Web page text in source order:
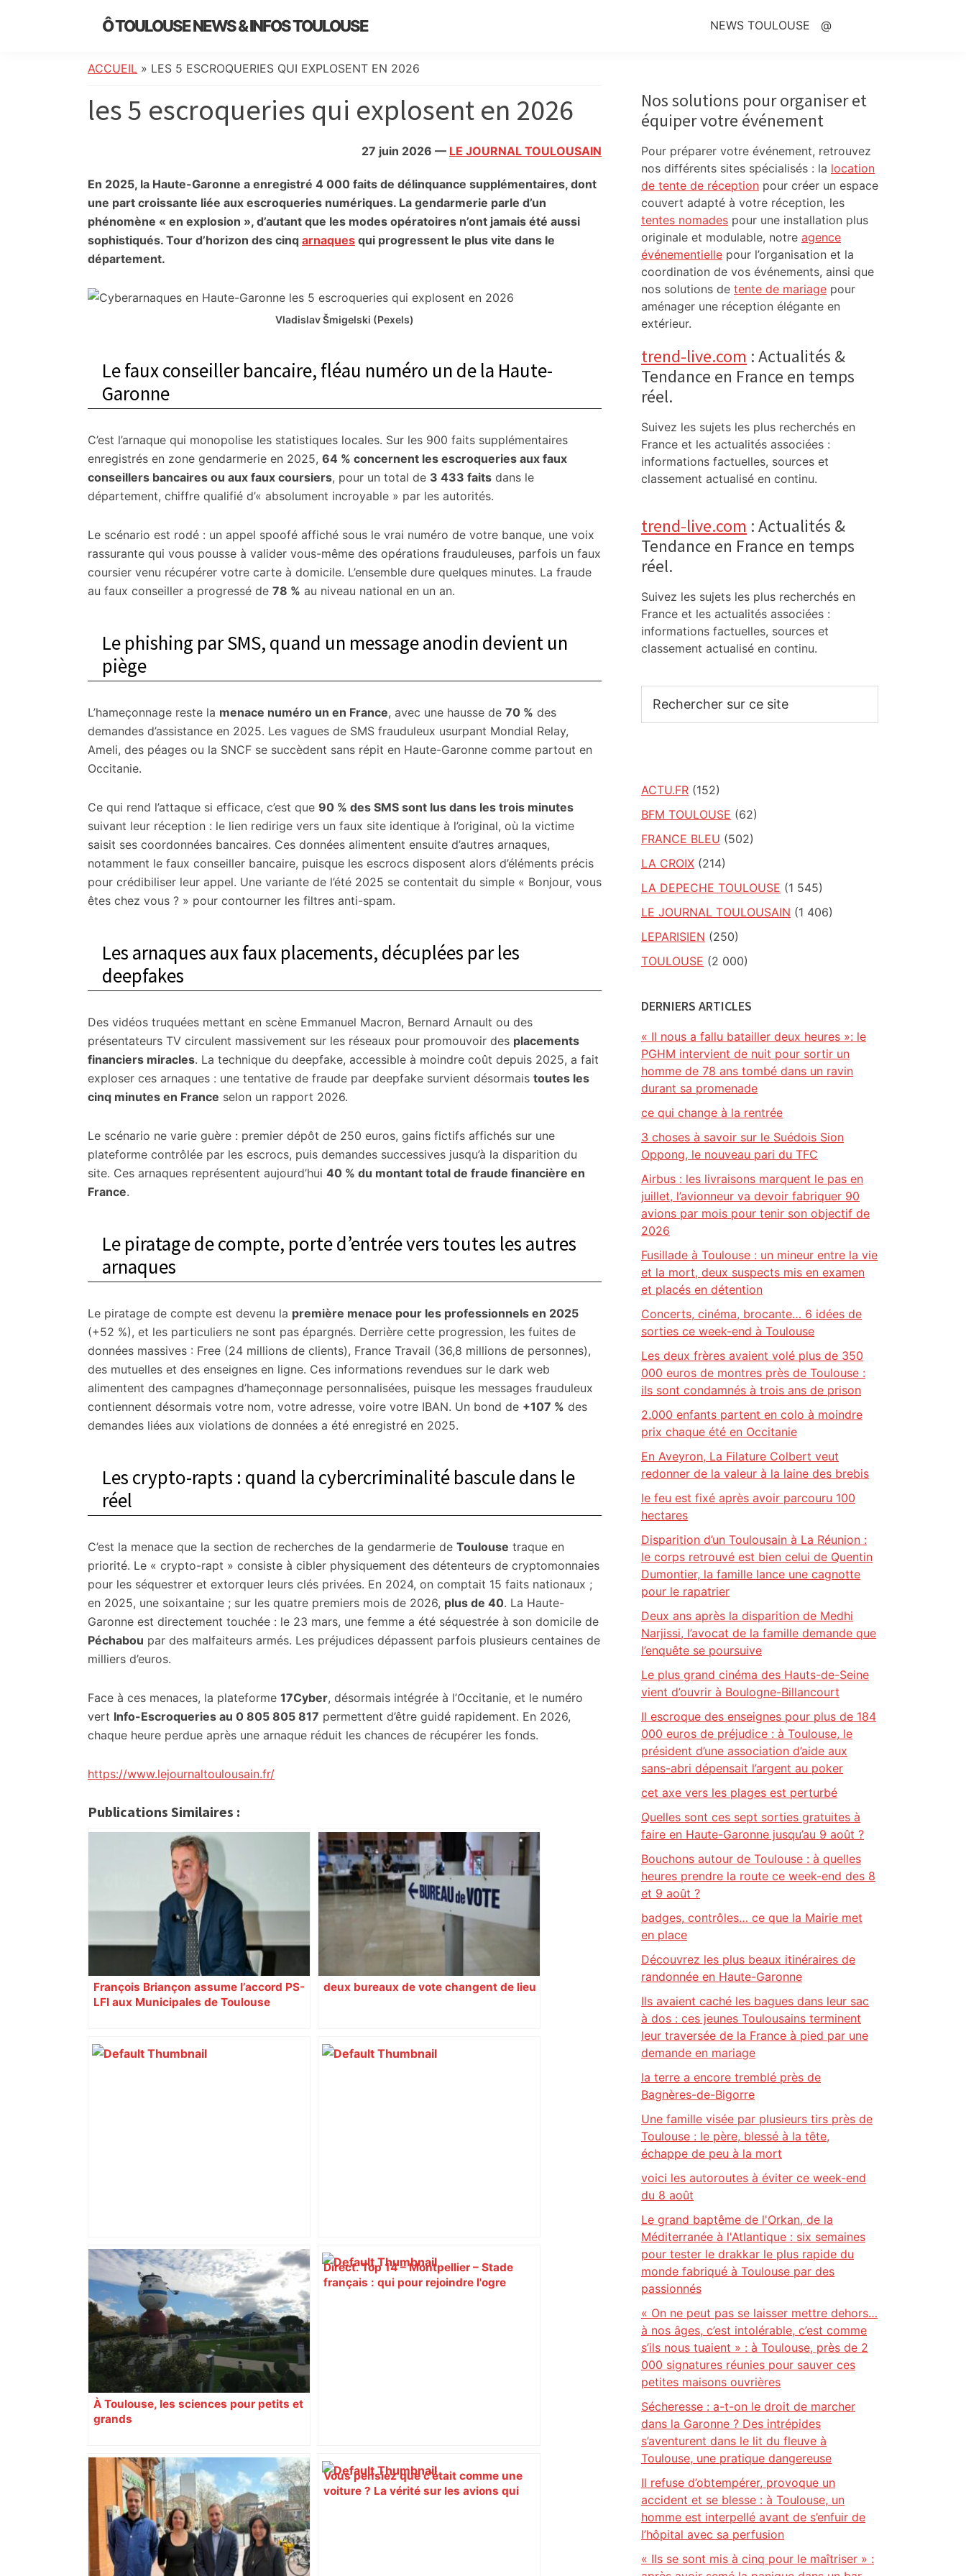
Ô TOULOUSE NEWS & INFOS TOULOUSE
de
toulousaine
:
culture,
politique,
météo,
faits
divers
initiatives
NEWS TOULOUSE @
ACCUEIL » LES 5 ESCROQUERIES QUI EXPLOSENT EN 2026
les 5 escroqueries qui explosent en 2026
27 juin 2026 — LE JOURNAL TOULOUSAIN
En 2025, la Haute-Garonne a enregistré 4 000 faits de délinquance supplémentaires, dont
une part croissante liée aux escroqueries numériques. La gendarmerie parle d’un
phénomène « en explosion », d’autant que les modes opératoires n’ont jamais été aussi
sophistiqués. Tour d’horizon des cinq arnaques qui progressent le plus vite dans le
département.
Vladislav Šmigelski (Pexels)
Le faux conseiller bancaire, fléau numéro un de la Haute-
Garonne
C’est l’arnaque qui monopolise les statistiques locales. Sur les 900 faits supplémentaires
enregistrés en zone gendarmerie en 2025, 64 % concernent les escroqueries aux faux
conseillers bancaires ou aux faux coursiers, pour un total de 3 433 faits dans le
département, chiffre qualifié d’« absolument incroyable » par les autorités.
Le scénario est rodé : un appel spoofé affiché sous le vrai numéro de votre banque, une voix
rassurante qui vous pousse à valider vous-même des opérations frauduleuses, parfois un faux
coursier venu récupérer votre carte à domicile. L’ensemble dure quelques minutes. La fraude
au faux conseiller a progressé de 78 % au niveau national en un an.
Le phishing par SMS, quand un message anodin devient un
piège
L’hameçonnage reste la menace numéro un en France, avec une hausse de 70 % des
demandes d’assistance en 2025. Les vagues de SMS frauduleux usurpant Mondial Relay,
Ameli, des péages ou la SNCF se succèdent sans répit en Haute-Garonne comme partout en
Occitanie.
Ce qui rend l’attaque si efficace, c’est que 90 % des SMS sont lus dans les trois minutes
suivant leur réception : le lien redirige vers un faux site identique à l’original, où la victime
saisit ses coordonnées bancaires. Ces données alimentent ensuite d’autres arnaques,
notamment le faux conseiller bancaire, puisque les escrocs disposent alors d’éléments précis
pour crédibiliser leur appel. Une variante de l’été 2025 se contentait du simple « Bonjour, vous
êtes chez vous ? » pour contourner les filtres anti-spam.
Les arnaques aux faux placements, décuplées par les
deepfakes
Des vidéos truquées mettant en scène Emmanuel Macron, Bernard Arnault ou des
présentateurs TV circulent massivement sur les réseaux pour promouvoir des placements
financiers miracles. La technique du deepfake, accessible à moindre coût depuis 2025, a fait
exploser ces arnaques : une tentative de fraude par deepfake survient désormais toutes les
cinq minutes en France selon un rapport 2026.
Le scénario ne varie guère : premier dépôt de 250 euros, gains fictifs affichés sur une
plateforme contrôlée par les escrocs, puis demandes successives jusqu’à la disparition du
site. Ces arnaques représentent aujourd’hui 40 % du montant total de fraude financière en
France.
Le piratage de compte, porte d’entrée vers toutes les autres
arnaques
Le piratage de compte est devenu la première menace pour les professionnels en 2025
(+52 %), et les particuliers ne sont pas épargnés. Derrière cette progression, les fuites de
données massives : Free (24 millions de clients), France Travail (36,8 millions de personnes),
des mutuelles et des enseignes en ligne. Ces informations revendues sur le dark web
alimentent des campagnes d’hameçonnage personnalisées, puisque les messages frauduleux
contiennent désormais votre nom, votre adresse, voire votre IBAN. Un bond de +107 % des
demandes liées aux violations de données a été enregistré en 2025.
Les crypto-rapts : quand la cybercriminalité bascule dans le
réel
C’est la menace que la section de recherches de la gendarmerie de Toulouse traque en
priorité. Le « crypto-rapt » consiste à cibler physiquement des détenteurs de cryptomonnaies
pour les séquestrer et extorquer leurs clés privées. En 2024, on comptait 15 faits nationaux ;
en 2025, une soixantaine ; sur les quatre premiers mois de 2026, plus de 40. La Haute-
Garonne est directement touchée : le 23 mars, une femme a été séquestrée à son domicile de
Péchabou par des malfaiteurs armés. Les préjudices dépassent parfois plusieurs centaines de
milliers d’euros.
Face à ces menaces, la plateforme 17Cyber, désormais intégrée à l’Occitanie, et le numéro
vert Info-Escroqueries au 0 805 805 817 permettent d’être guidé rapidement. En 2026,
chaque heure perdue après une arnaque réduit les chances de récupérer les fonds.
https://www.lejournaltoulousain.fr/
Publications Similaires :
François Briançon assume l’accord PS-
LFI aux Municipales de Toulouse
deux bureaux de vote changent de lieu
Les arbitres de la finale 2024 et 2025
seront au sifflet des demi-finales –
Rugbyrama
Direct. Top 14 – Montpellier – Stade
français : qui pour rejoindre l'ogre
À Toulouse, les sciences pour petits et
grands
Vous pensiez que c’était comme une
voiture ? La vérité sur les avions qui
Sidebar
Nos solutions pour organiser et
équiper votre événement
Pour préparer votre événement, retrouvez
nos différents sites spécialisés : la location
de tente de réception pour créer un espace
couvert adapté à votre réception, les
tentes nomades pour une installation plus
originale et modulable, notre agence
événementielle pour l’organisation et la
coordination de vos événements, ainsi que
nos solutions de tente de mariage pour
aménager une réception élégante en
extérieur.
trend-live.com : Actualités &
Tendance en France en temps
réel.
Suivez les sujets les plus recherchés en
France et les actualités associées :
informations factuelles, sources et
classement actualisé en continu.
trend-live.com : Actualités &
Tendance en France en temps
réel.
Suivez les sujets les plus recherchés en
France et les actualités associées :
informations factuelles, sources et
classement actualisé en continu.
sur
ACTU.FR (152)
BFM TOULOUSE (62)
FRANCE BLEU (502)
LA CROIX (214)
LA DEPECHE TOULOUSE (1 545)
LE JOURNAL TOULOUSAIN (1 406)
LEPARISIEN (250)
TOULOUSE (2 000)
DERNIERS ARTICLES
« Il nous a fallu batailler deux heures »: le
PGHM intervient de nuit pour sortir un
homme de 78 ans tombé dans un ravin
durant sa promenade
ce qui change à la rentrée
3 choses à savoir sur le Suédois Sion
Oppong, le nouveau pari du TFC
Airbus : les livraisons marquent le pas en
juillet, l’avionneur va devoir fabriquer 90
avions par mois pour tenir son objectif de
2026
Fusillade à Toulouse : un mineur entre la vie
et la mort, deux suspects mis en examen
et placés en détention
Concerts, cinéma, brocante… 6 idées de
sorties ce week-end à Toulouse
Les deux frères avaient volé plus de 350
000 euros de montres près de Toulouse :
ils sont condamnés à trois ans de prison
2.000 enfants partent en colo à moindre
prix chaque été en Occitanie
En Aveyron, La Filature Colbert veut
redonner de la valeur à la laine des brebis
le feu est fixé après avoir parcouru 100
hectares
Disparition d’un Toulousain à La Réunion :
le corps retrouvé est bien celui de Quentin
Dumontier, la famille lance une cagnotte
pour le rapatrier
Deux ans après la disparition de Medhi
Narjissi, l’avocat de la famille demande que
l’enquête se poursuive
Le plus grand cinéma des Hauts-de-Seine
vient d’ouvrir à Boulogne-Billancourt
Il escroque des enseignes pour plus de 184
000 euros de préjudice : à Toulouse, le
président d’une association d’aide aux
sans-abri dépensait l’argent au poker
cet axe vers les plages est perturbé
Quelles sont ces sept sorties gratuites à
faire en Haute-Garonne jusqu’au 9 août ?
Bouchons autour de Toulouse : à quelles
heures prendre la route ce week-end des 8
et 9 août ?
badges, contrôles… ce que la Mairie met
en place
Découvrez les plus beaux itinéraires de
randonnée en Haute-Garonne
Ils avaient caché les bagues dans leur sac
à dos : ces jeunes Toulousains terminent
leur traversée de la France à pied par une
demande en mariage
la terre a encore tremblé près de
Bagnères-de-Bigorre
Une famille visée par plusieurs tirs près de
Toulouse : le père, blessé à la tête,
échappe de peu à la mort
voici les autoroutes à éviter ce week-end
du 8 août
Le grand baptême de l'Orkan, de la
Méditerranée à l'Atlantique : six semaines
pour tester le drakkar le plus rapide du
monde fabriqué à Toulouse par des
passionnés
« On ne peut pas se laisser mettre dehors…
à nos âges, c’est intolérable, c’est comme
s’ils nous tuaient » : à Toulouse, près de 2
000 signatures réunies pour sauver ces
petites maisons ouvrières
Sécheresse : a-t-on le droit de marcher
dans la Garonne ? Des intrépides
s’aventurent dans le lit du fleuve à
Toulouse, une pratique dangereuse
Il refuse d’obtempérer, provoque un
accident et se blesse : à Toulouse, un
homme est interpellé avant de s’enfuir de
l’hôpital avec sa perfusion
« Ils se sont mis à cinq pour le maîtriser » :